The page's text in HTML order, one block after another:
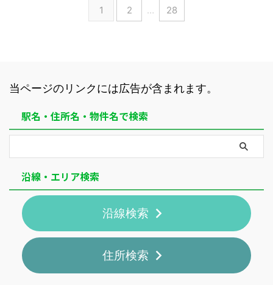
1 2 … 28
当ページのリンクには広告が含まれます。
駅名・住所名・物件名で検索
沿線・エリア検索
沿線検索
住所検索